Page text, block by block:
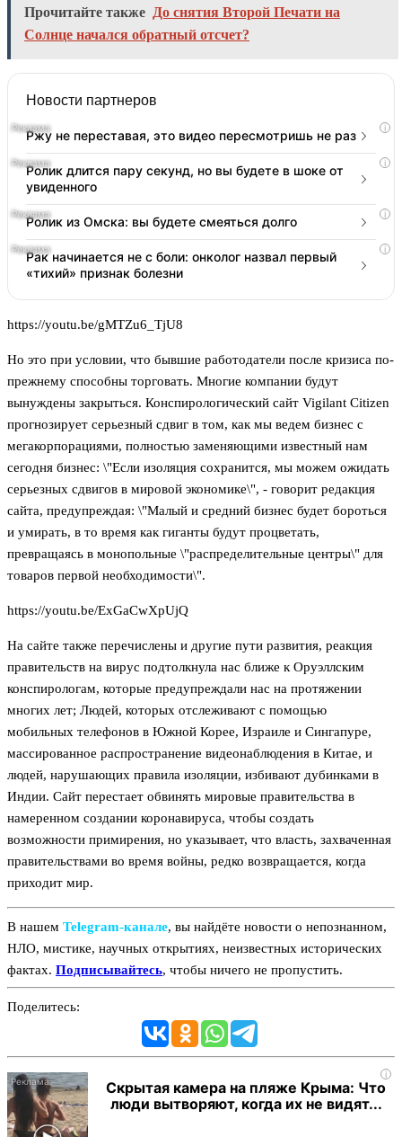
Прочитайте также До снятия Второй Печати на
Солнце начался обратный отсчет?
Новости партнеров
i
Ржу не переставая, это видео пересмотришь не раз
i
Ролик длится пару секунд, но вы будете в шоке от
увиденного
i
Ролик из Омска: вы будете смеяться долго
i
Рак начинается не с боли: онколог назвал первый
«тихий» признак болезни
https://youtu.be/gMTZu6_TjU8
Но это при условии, что бывшие работодатели после кризиса по-
прежнему способны торговать. Многие компании будут
вынуждены закрыться. Конспирологический сайт Vigilant Citizen
прогнозирует серьезный сдвиг в том, как мы ведем бизнес с
мегакорпорациями, полностью заменяющими известный нам
сегодня бизнес: \"Если изоляция сохранится, мы можем ожидать
серьезных сдвигов в мировой экономике\", - говорит редакция
сайта, предупреждая: \"Малый и средний бизнес будет бороться
и умирать, в то время как гиганты будут процветать,
превращаясь в монопольные \"распределительные центры\" для
товаров первой необходимости\".
https://youtu.be/ExGaCwXpUjQ
На сайте также перечислены и другие пути развития, реакция
правительств на вирус подтолкнула нас ближе к Оруэллским
конспирологам, которые предупреждали нас на протяжении
многих лет; Людей, которых отслеживают с помощью
мобильных телефонов в Южной Корее, Израиле и Сингапуре,
массированное распространение видеонаблюдения в Китае, и
людей, нарушающих правила изоляции, избивают дубинками в
Индии. Сайт перестает обвинять мировые правительства в
намеренном создании коронавируса, чтобы создать
возможности примирения, но указывает, что власть, захваченная
правительствами во время войны, редко возвращается, когда
приходит мир.
В нашем Telegram‑канале, вы найдёте новости о непознанном,
НЛО, мистике, научных открытиях, неизвестных исторических
фактах. Подписывайтесь, чтобы ничего не пропустить.
Поделитесь:
i
Скрытая камера на пляже Крыма: Что
люди вытворяют, когда их не видят...